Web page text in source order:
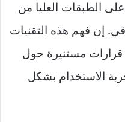
الطبقات العليا من
إن فهم هذه التقنيات
قرارات مستنيرة حول
الاستخدام بشكل